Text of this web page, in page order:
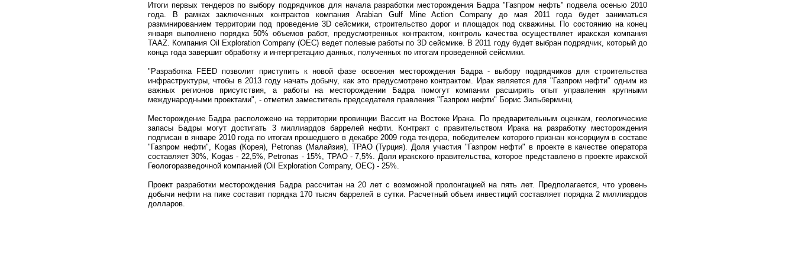
Итоги первых тендеров по выбору подрядчиков для начала разработки месторождения Бадра "Газпром нефть" подвела осенью 2010
года. В рамках заключенных контрактов компания Arabian Gulf Mine Action Company до мая 2011 года будет заниматься
разминированием территории под проведение 3D сейсмики, строительство дорог и площадок под скважины. По состоянию на конец
января выполнено порядка 50% объемов работ, предусмотренных контрактом, контроль качества осуществляет иракская компания
TAAZ. Компания Oil Exploration Company (OEC) ведет полевые работы по 3D сейсмике. В 2011 году будет выбран подрядчик, который до
конца года завершит обработку и интерпретацию данных, полученных по итогам проведенной сейсмики.
"Разработка FEED позволит приступить к новой фазе освоения месторождения Бадра - выбору подрядчиков для строительства
инфраструктуры, чтобы в 2013 году начать добычу, как это предусмотрено контрактом. Ирак является для "Газпром нефти" одним из
важных регионов присутствия, а работы на месторождении Бадра помогут компании расширить опыт управления крупными
международными проектами", - отметил заместитель председателя правления "Газпром нефти" Борис Зильберминц.
Месторождение Бадра расположено на территории провинции Вассит на Востоке Ирака. По предварительным оценкам, геологические
запасы Бадры могут достигать 3 миллиардов баррелей нефти. Контракт с правительством Ирака на разработку месторождения
подписан в январе 2010 года по итогам прошедшего в декабре 2009 года тендера, победителем которого признан консорциум в составе
"Газпром нефти", Kogas (Корея), Petronas (Малайзия), ТРАО (Турция). Доля участия "Газпром нефти" в проекте в качестве оператора
составляет 30%, Kogas - 22,5%, Petronas - 15%, ТРАО - 7,5%. Доля иракского правительства, которое представлено в проекте иракской
Геологоразведочной компанией (Oil Exploration Company, OEC) - 25%.
Проект разработки месторождения Бадра рассчитан на 20 лет с возможной пролонгацией на пять лет. Предполагается, что уровень
добычи нефти на пике составит порядка 170 тысяч баррелей в сутки. Расчетный объем инвестиций составляет порядка 2 миллиардов
долларов.